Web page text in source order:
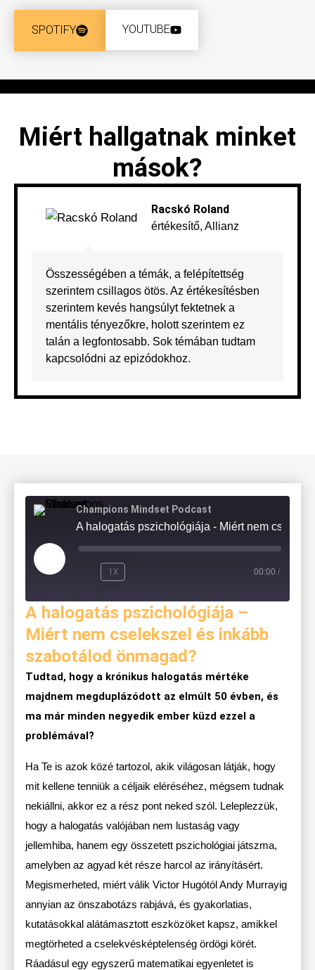
SPOTIFY YOUTUBE
Miért hallgatnak minket
mások?
Összességében a témák, a felépítettség
szerintem csillagos ötös. Az értékesítésben
szerintem kevés hangsúlyt fektetnek a
mentális tényezőkre, holott szerintem ez
talán a legfontosabb. Sok témában tudtam
kapcsolódni az epizódokhoz.
Racskó Roland
értékesítő, Allianz
Champions Mindset Podcast
1X 00:00 /
A halogatás pszichológiája –
Miért nem cselekszel és inkább
szabotálod önmagad?
Tudtad, hogy a krónikus halogatás mértéke
majdnem megduplázódott az elmúlt 50 évben, és
ma már minden negyedik ember küzd ezzel a
problémával?
Ha Te is azok közé tartozol, akik világosan látják, hogy
mit kellene tenniük a céljaik eléréséhez, mégsem tudnak
nekiállni, akkor ez a rész pont neked szól. Leleplezzük,
hogy a halogatás valójában nem lustaság vagy
jellemhiba, hanem egy összetett pszichológiai játszma,
amelyben az agyad két része harcol az irányításért.
Megismerheted, miért válik Victor Hugótól Andy Murrayig
annyian az önszabotázs rabjává, és gyakorlatias,
kutatásokkal alátámasztott eszközöket kapsz, amikkel
megtörheted a cselekvésképtelenség ördögi körét.
Ráadásul egy egyszerű matematikai egyenletet is